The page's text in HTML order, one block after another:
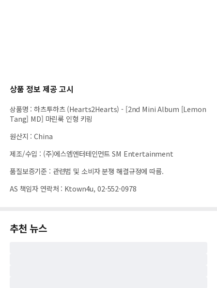
상품 정보 제공 고시
상품명 :하츠투하츠 (Hearts2Hearts) - [2nd Mini Album [Lemon
Tang] MD] 마린룩 인형 키링
원산지 :China
제조/수입 : (주)에스엠엔터테인먼트 SM Entertainment
품질보증기준 : 관련법 및 소비자 분쟁 해결규정에 따름.
AS 책임자 연락처 : Ktown4u, 02-552-0978
추천 뉴스